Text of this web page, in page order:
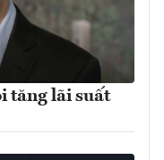
tăng lãi suất